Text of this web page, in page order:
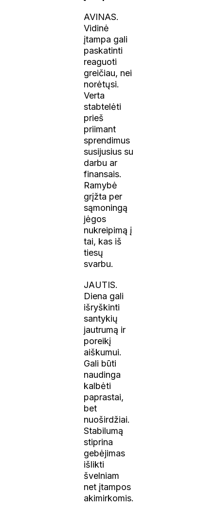
AVINAS.
Vidinė
įtampa gali
paskatinti
reaguoti
greičiau, nei
norėtųsi.
Verta
stabtelėti
prieš
priimant
sprendimus
susijusius su
darbu ar
finansais.
Ramybė
grįžta per
sąmoningą
jėgos
nukreipimą į
tai, kas iš
tiesų
svarbu.
JAUTIS.
Diena gali
išryškinti
santykių
jautrumą ir
poreikį
aiškumui.
Gali būti
naudinga
kalbėti
paprastai,
bet
nuoširdžiai.
Stabilumą
stiprina
gebėjimas
išlikti
švelniam
net įtampos
akimirkomis.